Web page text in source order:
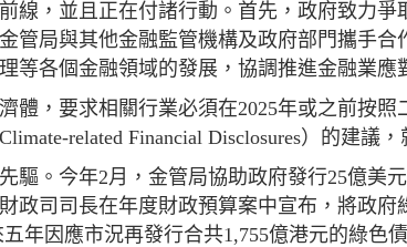
線，並且正在付諸行動。首先，政府致力爭
管局與其他金融監管機構及政府部門攜手合
等各個金融領域的發展，協調推進金融業應
體，要求相關行業必須在2025年或之前按
related Financial Disclosures）的建議
驅。今年2月，金管局協助政府發行25億美
政司司長在年度財政預算案中宣布，將政府
年因應市況再發行合共1,755億港元的綠色